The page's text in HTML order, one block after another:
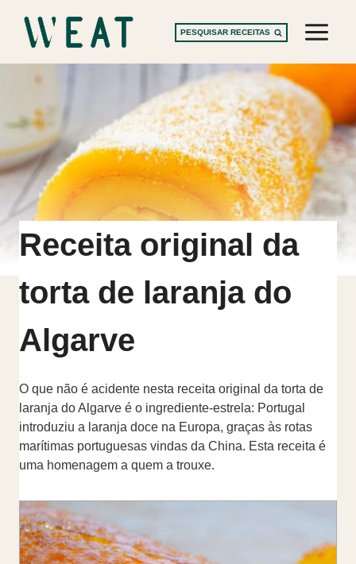
content
PESQUISAR RECEITAS
Receita original da
torta de laranja do
Algarve
O que não é acidente nesta receita original da torta de
laranja do Algarve é o ingrediente-estrela: Portugal
introduziu a laranja doce na Europa, graças às rotas
marítimas portuguesas vindas da China. Esta receita é
uma homenagem a quem a trouxe.